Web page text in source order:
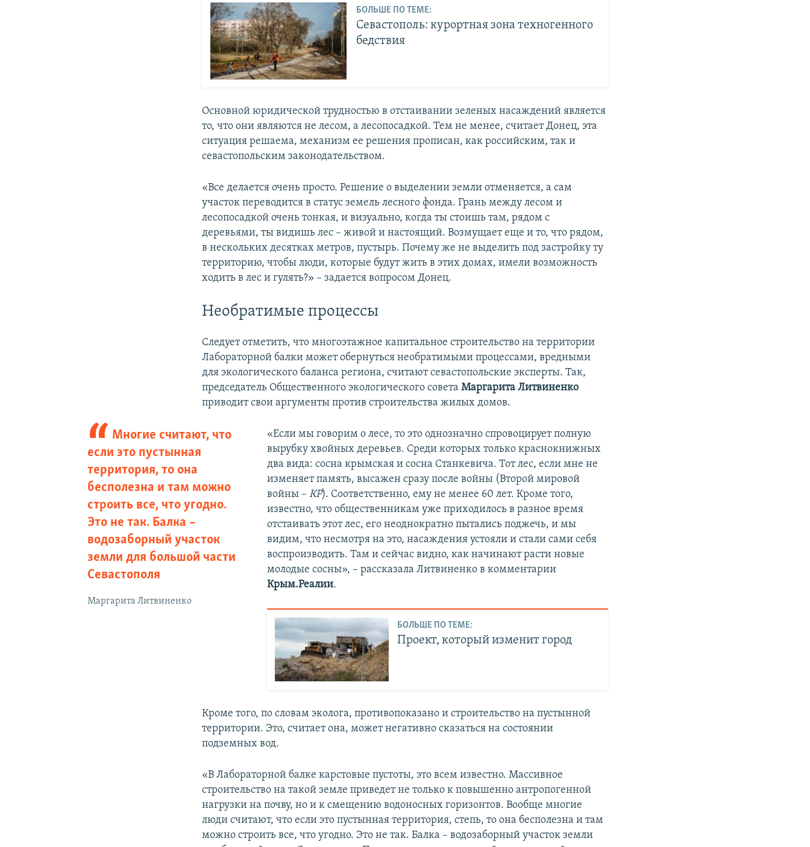
БОЛЬШЕ ПО ТЕМЕ:
Севастополь: курортная зона техногенного
бедствия
Основной юридической трудностью в отстаивании зеленых насаждений является
то, что они являются не лесом, а лесопосадкой. Тем не менее, считает Донец, эта
ситуация решаема, механизм ее решения прописан, как российским, так и
севастопольским законодательством.
«Все делается очень просто. Решение о выделении земли отменяется, а сам
участок переводится в статус земель лесного фонда. Грань между лесом и
лесопосадкой очень тонкая, и визуально, когда ты стоишь там, рядом с
деревьями, ты видишь лес – живой и настоящий. Возмущает еще и то, что рядом,
в нескольких десятках метров, пустырь. Почему же не выделить под застройку ту
территорию, чтобы люди, которые будут жить в этих домах, имели возможность
ходить в лес и гулять?» – задается вопросом Донец.
Необратимые процессы
Следует отметить, что многоэтажное капитальное строительство на территории
Лабораторной балки может обернуться необратимыми процессами, вредными
для экологического баланса региона, считают севастопольские эксперты. Так,
председатель Общественного экологического советаМаргарита Литвиненко
приводит свои аргументы против строительства жилых домов.
Многие считают, что
если это пустынная
территория, то она
бесполезна и там можно
строить все, что угодно.
Это не так. Балка –
водозаборный участок
земли для большой части
Севастополя
Маргарита Литвиненко
«Если мы говорим о лесе, то это однозначно спровоцирует полную
вырубку хвойных деревьев. Среди которых только краснокнижных
два вида: сосна крымская и сосна Станкевича. Тот лес, если мне не
изменяет память, высажен сразу после войны (Второй мировой
войны – КР). Соответственно, ему не менее 60 лет. Кроме того,
известно, что общественникам уже приходилось в разное время
отстаивать этот лес, его неоднократно пытались поджечь, и мы
видим, что несмотря на это, насаждения устояли и стали сами себя
воспроизводить. Там и сейчас видно, как начинают расти новые
молодые сосны», – рассказала Литвиненко в комментарии
Крым.Реалии.
БОЛЬШЕ ПО ТЕМЕ:
Проект, который изменит город
Кроме того, по словам эколога, противопоказано и строительство на пустынной
территории. Это, считает она, может негативно сказаться на состоянии
подземных вод.
«В Лабораторной балке карстовые пустоты, это всем известно. Массивное
строительство на такой земле приведет не только к повышенно антропогенной
нагрузки на почву, но и к смещению водоносных горизонтов. Вообще многие
люди считают, что если это пустынная территория, степь, то она бесполезна и там
можно строить все, что угодно. Это не так. Балка – водозаборный участок земли